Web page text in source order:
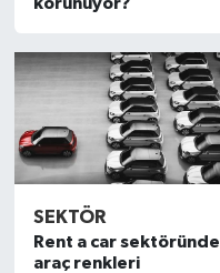
SEKTÖR
Rent a car sektöründe
araç renkleri